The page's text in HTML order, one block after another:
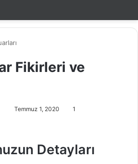
Fikirleri ve
-
Temmuz 1, 2020 1
Detayları